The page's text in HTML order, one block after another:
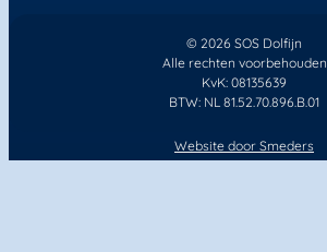
© 2026 SOS Dolfijn
Alle rechten voorbehouden
KvK: 08135639
BTW: NL 81.52.70.896.B.01
Website door Smeders